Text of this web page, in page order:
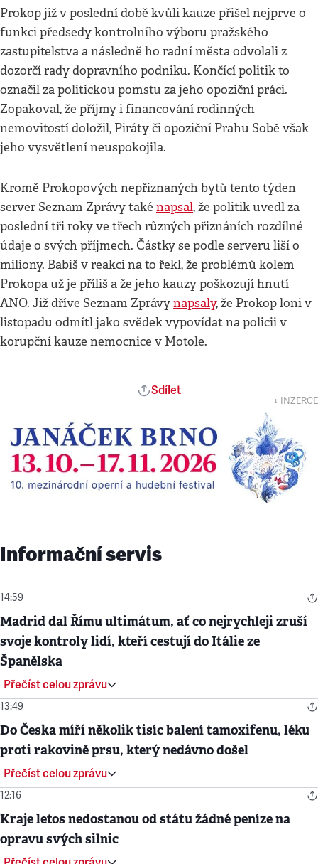
Prokop již v poslední době kvůli kauze přišel nejprve o
funkci předsedy kontrolního výboru pražského
zastupitelstva a následně ho radní města odvolali z
dozorčí rady dopravního podniku. Končící politik to
označil za politickou pomstu za jeho opoziční práci.
Zopakoval, že příjmy i financování rodinných
nemovitostí doložil, Piráty či opoziční Prahu Sobě však
jeho vysvětlení neuspokojila.
Kromě Prokopových nepřiznaných bytů tento týden
server Seznam Zprávy také napsal, že politik uvedl za
poslední tři roky ve třech různých přiznáních rozdílné
údaje o svých příjmech. Částky se podle serveru liší o
miliony. Babiš v reakci na to řekl, že problémů kolem
Prokopa už je příliš a že jeho kauzy poškozují hnutí
ANO. Již dříve Seznam Zprávynapsaly, že Prokop loni v
listopadu odmítl jako svědek vypovídat na policii v
korupční kauze nemocnice v Motole.
Sdílet
↓ INZERCE
Informační servis
14:59
Madrid dal Římu ultimátum, ať co nejrychleji zruší
svoje kontroly lidí, kteří cestují do Itálie ze
Španělska
Přečíst celou zprávu
13:49
Do Česka míří několik tisíc balení tamoxifenu, léku
proti rakovině prsu, který nedávno došel
Přečíst celou zprávu
12:16
Kraje letos nedostanou od státu žádné peníze na
opravu svých silnic